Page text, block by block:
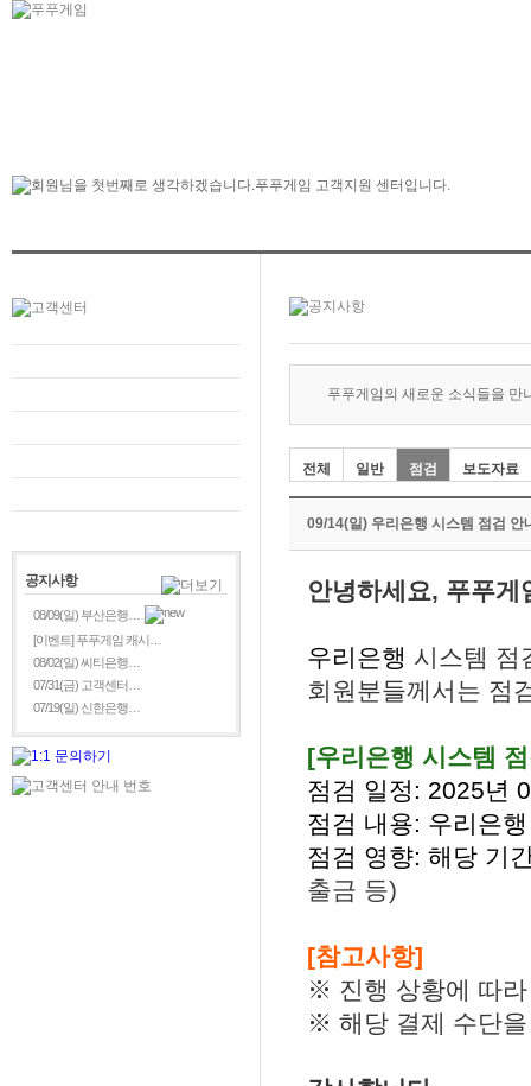
공지사항
08/09(일) 부산은행…
[이벤트] 푸푸게임 캐시…
08/02(일) 씨티은행…
07/31(금) 고객센터…
07/19(일) 신한은행…
푸푸게임의 새로운 소식들을 만
전체 일반 점검 보도자료
09/14(일) 우리은행 시스템 점검 안
안녕하세요, 푸푸게
우리은행 시스템 점
회원분들께서는 점
[우리은행 시스템
점검 일정: 2025년
점검 내용: 우리은
점검 영향: 해당 기
출금 등)
[참고사항]
※ 진행 상황에 따
※ 해당 결제 수단